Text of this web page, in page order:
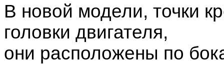
В новой модели, точки
головки двигателя,
они расположены по